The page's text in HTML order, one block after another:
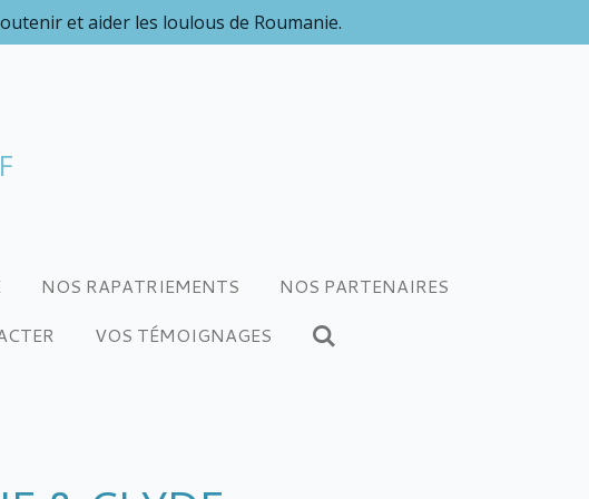
et aider les loulous de Roumanie.
NOS RAPATRIEMENTS
NOS PARTENAIRES
VOS TÉMOIGNAGES